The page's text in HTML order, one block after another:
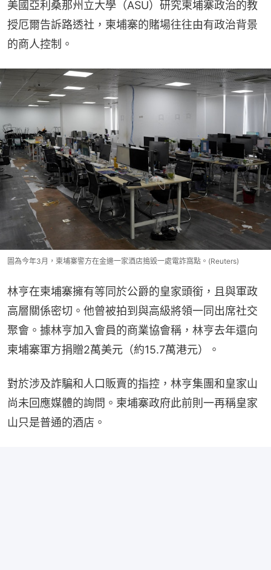
美國亞利桑那州立大學（ASU）研究柬埔寨政治的教
授厄爾告訴路透社，柬埔寨的賭場往往由有政治背景
的商人控制。
圖為今年3月，柬埔寨警方在金邊一家酒店搗毀一處電詐窩點。(Reuters)
林亨在柬埔寨擁有等同於公爵的皇家頭銜，且與軍政
高層關係密切。他曾被拍到與高級將領一同出席社交
聚會。據林亨加入會員的商業協會稱，林亨去年還向
柬埔寨軍方捐贈2萬美元（約15.7萬港元）。
對於涉及詐騙和人口販賣的指控，林亨集團和皇家山
尚未回應媒體的詢問。柬埔寨政府此前則一再稱皇家
山只是普通的酒店。